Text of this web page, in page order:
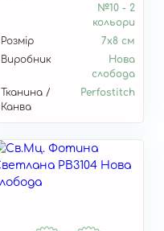
№10 - 2
кольори
Розмір
7х8 см
Виробник
Нова
слобода
Тканина /
Канва
Perfostitch